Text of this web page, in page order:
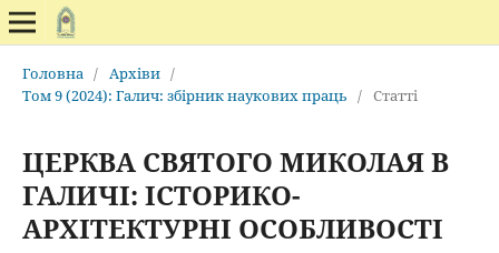
Головна / Архіви /
Том 9 (2024): Галич: збірник наукових праць / Статті
ЦЕРКВА СВЯТОГО МИКОЛАЯ В
ГАЛИЧІ: ІСТОРИКО-
АРХІТЕКТУРНІ ОСОБЛИВОСТІ